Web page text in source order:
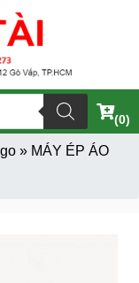
(0)
» MÁY ÉP ÁO